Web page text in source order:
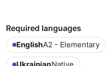
Required languages
EnglishA2 - Elementary